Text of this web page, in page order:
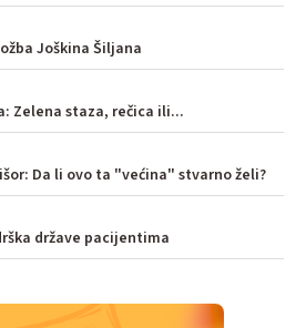
Joškina Šiljana
Zelena staza, rečica ili...
Da li ovo ta "većina" stvarno želi?
države pacijentima